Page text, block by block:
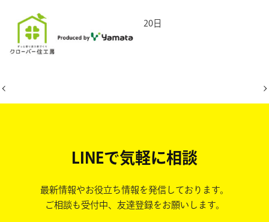
2026年4月20日
LINEで気軽に相談
最新情報やお役立ち情報を発信しております。
ご相談も受付中、友達登録をお願いします。